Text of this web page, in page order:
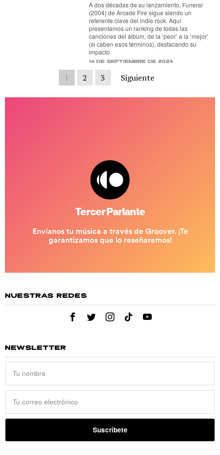
A dos décadas de su lanzamiento, Funeral
(2004) de Arcade Fire sigue siendo un
referente clave del indie rock. Aquí
presentamos un ranking de todas las
canciones del álbum, de la ‘peor’ a la ‘mejor’
(si caben esos términos), destacando su
impacto
14 de septiembre de 2024
1 2 3 Siguiente
NUESTRAS REDES
NEWSLETTER